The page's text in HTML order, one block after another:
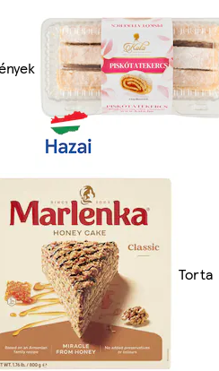
Torta